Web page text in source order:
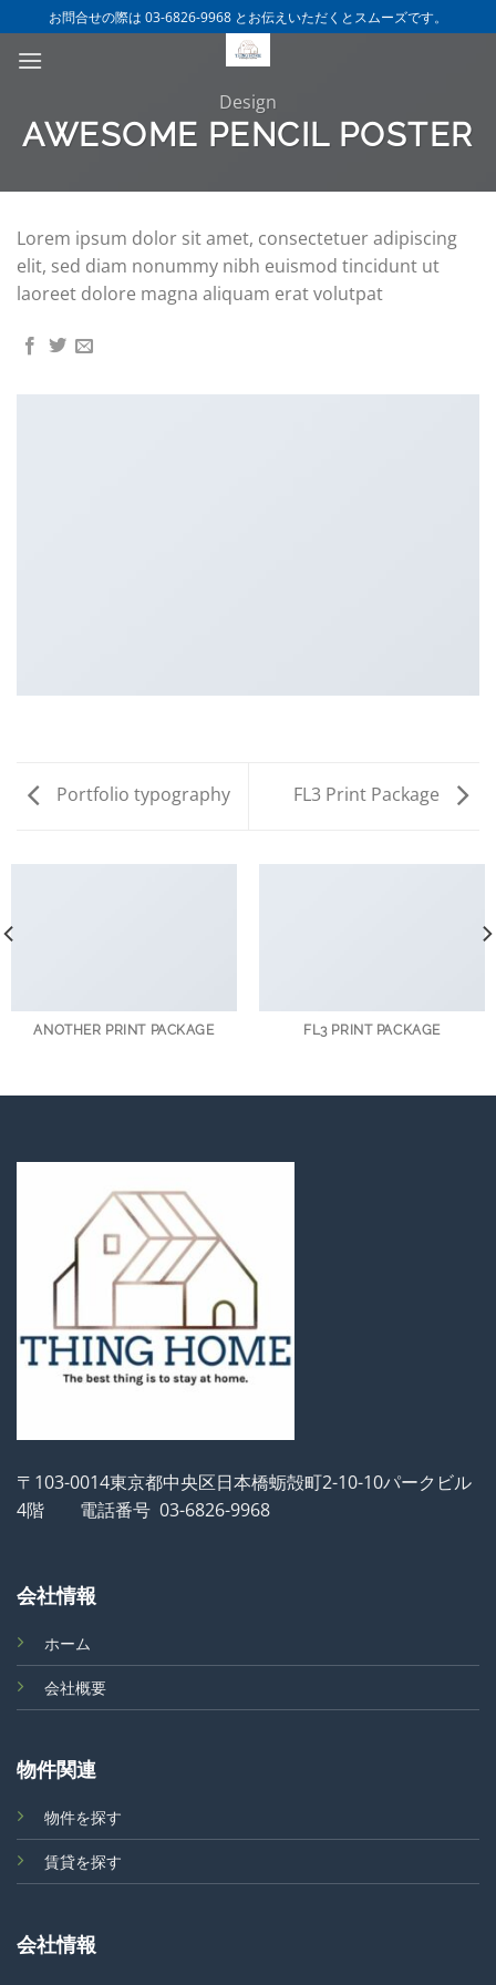
to
content
お問合せの際は 03-6826-9968 とお伝えいただくとスムーズです。
Design
AWESOME PENCIL POSTER
Lorem ipsum dolor sit amet, consectetuer adipiscing
elit, sed diam nonummy nibh euismod tincidunt ut
laoreet dolore magna aliquam erat volutpat
Portfolio typography FL3 Print Package
ANOTHER PRINT PACKAGE FL3 PRINT PACKAGE
〒103-0014東京都中央区日本橋蛎殻町2-10-10パークビル
4階 電話番号 03-6826-9968
会社情報
ホーム
会社概要
物件関連
物件を探す
賃貸を探す
会社情報